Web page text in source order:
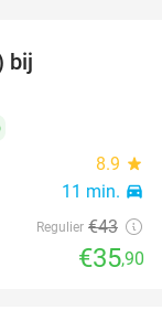
bij
8.9 star
11 min. directions_car
Regulier €43
€35,90